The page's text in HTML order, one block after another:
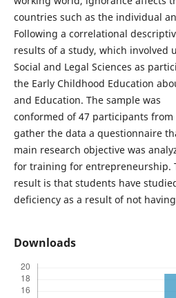
countries such as the individual
Following a correlational
results of a study, which involved
Social and Legal Sciences as
the Early Childhood Education
and Education. The sample was
conformed of 47 participants from
gather the data a questionnaire
main research objective was
for training for entrepreneurship.
result is that students have
deficiency as a result of not
Downloads